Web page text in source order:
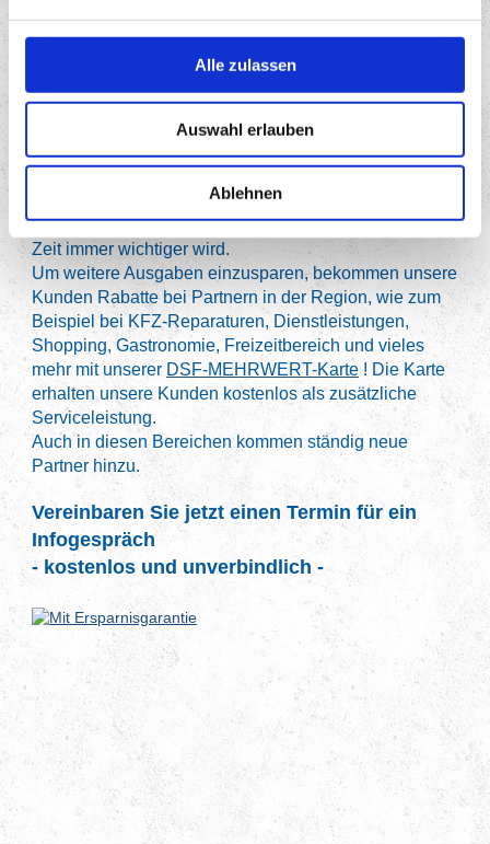
Alle zulassen
Auswahl erlauben
Ablehnen
wiederum das Ziel: Kosten sparen!!!
Wir und unsere Kooperationspartner prüfen nicht nur
alle Verträge auf das Preis-Leistungs-Verhältnis. Auf
Wunsch bekommt der Kunde auch eine
zum Beispiel “erneuerbare Energien, Edelmetalle oder
Immobilien“, da auch dieser Bereich in der heutigen
Zeit immer wichtiger wird.
Um weitere Ausgaben einzusparen, bekommen unsere
Kunden Rabatte bei Partnern in der Region, wie zum
Beispiel bei KFZ-Reparaturen, Dienstleistungen,
Shopping, Gastronomie, Freizeitbereich und vieles
mehr mit unserer DSF-MEHRWERT-Karte ! Die Karte
erhalten unsere Kunden kostenlos als zusätzliche
Serviceleistung.
Auch in diesen Bereichen kommen ständig neue
Partner hinzu.
Vereinbaren Sie jetzt einen Termin für ein
Infogespräch
- kostenlos und unverbindlich -